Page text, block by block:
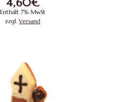
4,60€
Enthält 7% MwSt
zzgl. Versand